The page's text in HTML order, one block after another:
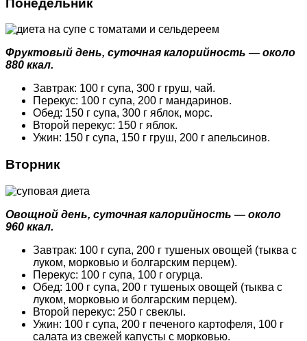
Фруктовый день, суточная калорийность — около
880 ккал.
Завтрак: 100 г супа, 300 г груш, чай.
Перекус: 100 г супа, 200 г мандаринов.
Обед: 150 г супа, 300 г яблок, морс.
Второй перекус: 150 г яблок.
Ужин: 150 г супа, 150 г груш, 200 г апельсинов.
Вторник
Овощной день, суточная калорийность — около
960 ккал.
Завтрак: 100 г супа, 200 г тушеных овощей (тыква с
луком, морковью и болгарским перцем).
Перекус: 100 г супа, 100 г огурца.
Обед: 100 г супа, 200 г тушеных овощей (тыква с
луком, морковью и болгарским перцем).
Второй перекус: 250 г свеклы.
Ужин: 100 г супа, 200 г печеного картофеля, 100 г
салата из свежей капусты с морковью.